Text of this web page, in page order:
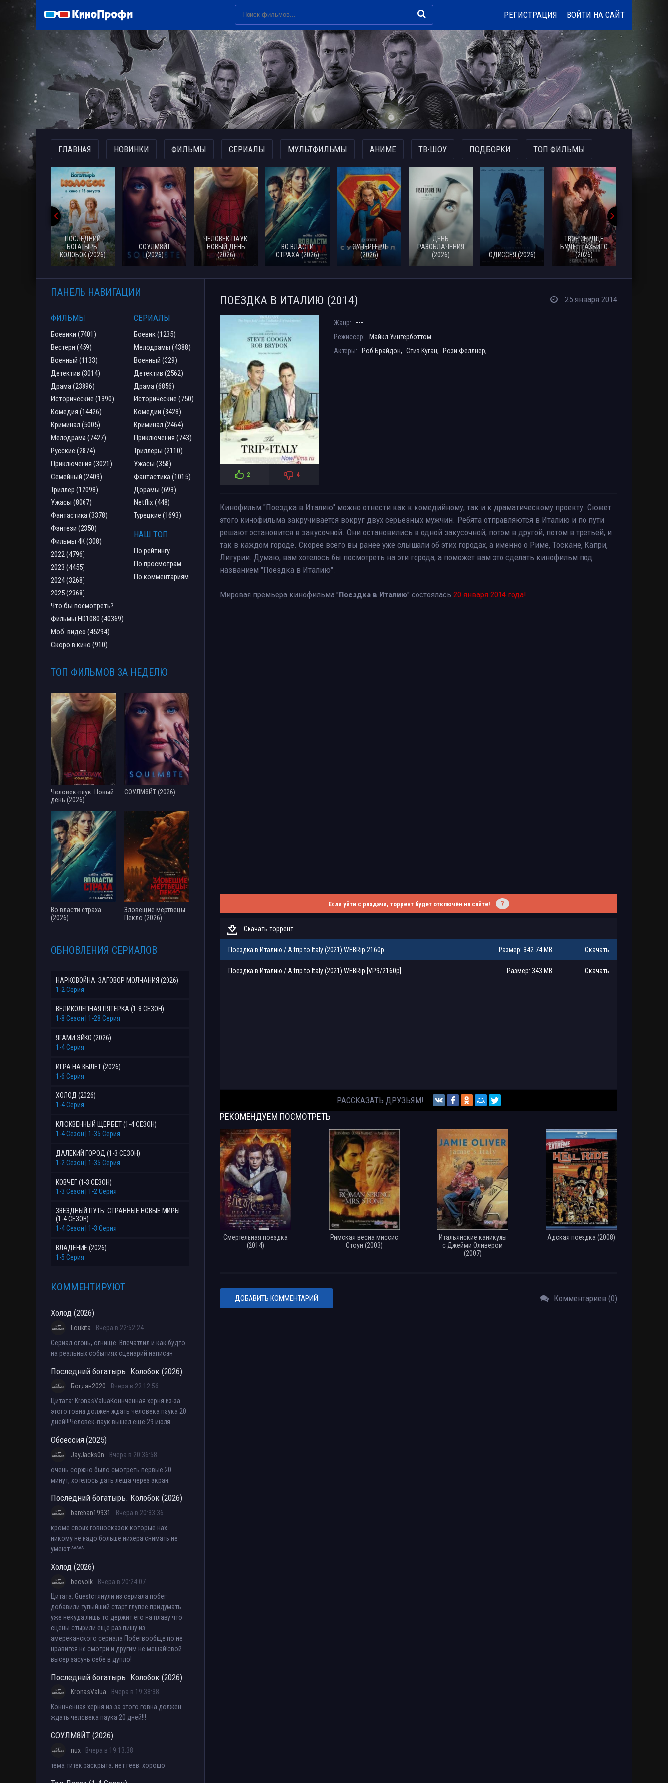
РЕГИСТРАЦИЯ ВОЙТИ НА САЙТ
ГЛАВНАЯ НОВИНКИ ФИЛЬМЫ СЕРИАЛЫ МУЛЬТФИЛЬМЫ АНИМЕ ТВ-ШОУ ПОДБОРКИ ТОП ФИЛЬМЫ
ПОСЛЕДНИЙ
БОГАТЫРЬ.
КОЛОБОК (2026)
СОУЛМ8ЙТ
(2026)
ЧЕЛОВЕК-ПАУК:
НОВЫЙ ДЕНЬ
(2026)
ВО ВЛАСТИ
СТРАХА (2026)
СУПЕРГЕРЛ
(2026)
ДЕНЬ
РАЗОБЛАЧЕНИЯ
(2026)
ОДИССЕЯ (2026)
ТВОЕ СЕРДЦЕ
БУДЕТ РАЗБИТО
(2026)
ПОЕЗДКА В ИТАЛИЮ (2014) 25 января 2014
2 4
Жанр: ---
Режиссер:
Майкл Уинтерботтом
Актеры:
Роб Брайдон, Стив Куган, Рози Феллнер,
Кинофильм "Поездка в Италию" можно отнести как к комедийному, так и к драматическому проекту. Сюжет
этого кинофильма закручивается вокруг двух серьезных мужчин. Ребята отправляются в Италию и по пути
решают остановится в закусочной. Они остановились в одной закусочной, потом в другой, потом в третьей, и
так в каждом городе. Скорее всего вы ранее уже слышали об этих городах, а именно о Риме, Тоскане, Капри,
Лигурии. Думаю, вам хотелось бы посмотреть на эти города, а поможет вам это сделать кинофильм под
названием "Поездка в Италию".
Мировая премьера кинофильма "Поездка в Италию" состоялась 20 января 2014 года!
Если уйти с раздачи, торрент будет отключён на сайте! ?
Скачать торрент
Поездка в Италию / A trip to Italy (2021) WEBRip 2160p Размер: 342.74 MB Скачать
Поездка в Италию / A trip to Italy (2021) WEBRip [VP9/2160p] Размер: 343 MB Скачать
РАССКАЗАТЬ ДРУЗЬЯМ!
РЕКОМЕНДУЕМ ПОСМОТРЕТЬ
Смертельная поездка
(2014)
Римская весна миссис
Стоун (2003)
Итальянские каникулы
с Джейми Оливером
(2007)
Адская поездка (2008)
ДОБАВИТЬ КОММЕНТАРИЙ Комментариев (0)
ПАНЕЛЬ НАВИГАЦИИ
ФИЛЬМЫ
Боевики (7401)
Вестерн (459)
Военный (1133)
Детектив (3014)
Драма (23896)
Исторические (1390)
Комедия (14426)
Криминал (5005)
Мелодрама (7427)
Русские (2874)
Приключения (3021)
Семейный (2409)
Триллер (12098)
Ужасы (8067)
Фантастика (3378)
Фэнтези (2350)
Фильмы 4К (308)
2022 (4796)
2023 (4455)
2024 (3268)
2025 (2368)
Что бы посмотреть?
Фильмы HD1080 (40369)
Моб. видео (45294)
Скоро в кино (910)
СЕРИАЛЫ
Боевик (1235)
Мелодрамы (4388)
Военный (329)
Детектив (2562)
Драма (6856)
Исторические (750)
Комедии (3428)
Криминал (2464)
Приключения (743)
Триллеры (2110)
Ужасы (358)
Фантастика (1015)
Дорамы (693)
Netflix (448)
Турецкие (1693)
НАШ ТОП
По рейтингу
По просмотрам
По комментариям
ТОП ФИЛЬМОВ ЗА НЕДЕЛЮ
Человек-паук: Новый
день (2026)
СОУЛМ8ЙТ (2026)
Во власти страха
(2026)
Зловещие мертвецы:
Пекло (2026)
ОБНОВЛЕНИЯ СЕРИАЛОВ
НАРКОВОЙНА: ЗАГОВОР МОЛЧАНИЯ (2026)
1-2 Серия
ВЕЛИКОЛЕПНАЯ ПЯТЕРКА (1-8 СЕЗОН)
1-8 Сезон | 1-28 Серия
ЯГАМИ ЭЙКО (2026)
1-4 Серия
ИГРА НА ВЫЛЕТ (2026)
1-6 Серия
ХОЛОД (2026)
1-4 Серия
КЛЮКВЕННЫЙ ЩЕРБЕТ (1-4 СЕЗОН)
1-4 Сезон | 1-35 Серия
ДАЛЕКИЙ ГОРОД (1-3 СЕЗОН)
1-2 Сезон | 1-35 Серия
КОВЧЕГ (1-3 СЕЗОН)
1-3 Сезон | 1-2 Серия
ЗВЕЗДНЫЙ ПУТЬ: СТРАННЫЕ НОВЫЕ МИРЫ
(1-4 СЕЗОН)
1-4 Сезон | 1-3 Серия
ВЛАДЕНИЕ (2026)
1-5 Серия
КОММЕНТИРУЮТ
Холод (2026)
Loukita
Вчера в 22:52:24
Сериал огонь, огнище. Впечатлил и как будто
на реальных событиях сценарий написан
Последний богатырь. Колобок (2026)
Богдан2020
Вчера в 22:12:56
Цитата: KronasValuaКоннченная херня из-за
этого говна должен ждать человека паука 20
дней!!!Человек-паук вышел ещё 29 июля...
Обсессия (2025)
JayJacks0n
Вчера в 20:36:58
очень соржно было смотреть первые 20
минут, хотелось дать леща через экран.
Последний богатырь. Колобок (2026)
bareban19931
Вчера в 20:33:36
кроме своих говносказок которые нах
никому не надо больше нихера снимать не
умеют ^^^^^
Холод (2026)
beovolk
Вчера в 20:24:07
Цитата: Guestстянули из сериала побег
добавили тупыйший старт глупее придумать
уже некуда лишь то держит его на плаву что
сцены стырили еще раз пишу из
амереканского сериала Побегвообще по.не
нравится.не смотри и другим не мешай!свой
высер засунь себе в дупло!
Последний богатырь. Колобок (2026)
KronasValua
Вчера в 19:38:38
Коннченная херня из-за этого говна должен
ждать человека паука 20 дней!!!
СОУЛМ8ЙТ (2026)
nux
Вчера в 19:13:38
тема титек раскрыта. нет геев. хорошо